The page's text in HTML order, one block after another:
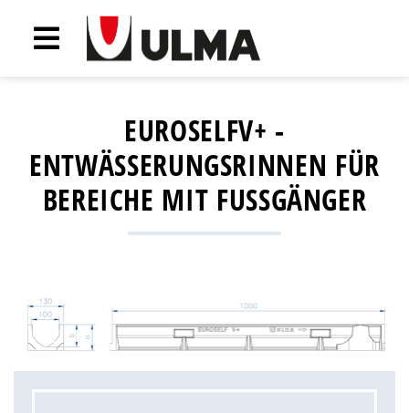
EUROSELFV+ -
ENTWÄSSERUNGSRINNEN FÜR
BEREICHE MIT FUSSGÄNGER